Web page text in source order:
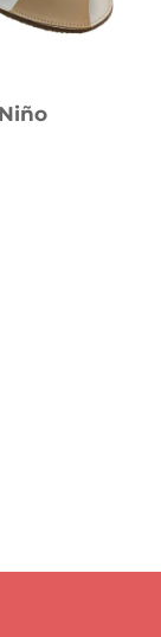
Niño